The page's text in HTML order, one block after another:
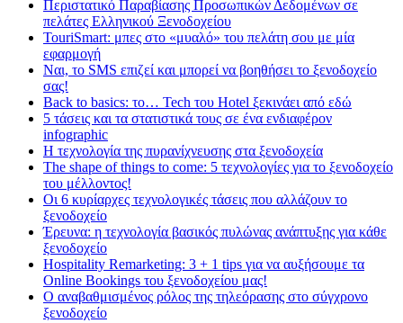
Περιστατικό Παραβίασης Προσωπικών Δεδομένων σε
πελάτες Ελληνικού Ξενοδοχείου
TouriSmart: μπες στο «μυαλό» του πελάτη σου με μία
εφαρμογή
Ναι, το SMS επιζεί και μπορεί να βοηθήσει το ξενοδοχείο
σας!
Back to basics: το… Tech του Hotel ξεκινάει από εδώ
5 τάσεις και τα στατιστικά τους σε ένα ενδιαφέρον
infographic
Η τεχνολογία της πυρανίχνευσης στα ξενοδοχεία
The shape of things to come: 5 τεχνολογίες για το ξενοδοχείο
του μέλλοντος!
Οι 6 κυρίαρχες τεχνολογικές τάσεις που αλλάζουν το
ξενοδοχείο
Έρευνα: η τεχνολογία βασικός πυλώνας ανάπτυξης για κάθε
ξενοδοχείο
Hospitality Remarketing: 3 + 1 tips για να αυξήσουμε τα
Online Bookings του ξενοδοχείου μας!
Ο αναβαθμισμένος ρόλος της τηλεόρασης στο σύγχρονο
ξενοδοχείο